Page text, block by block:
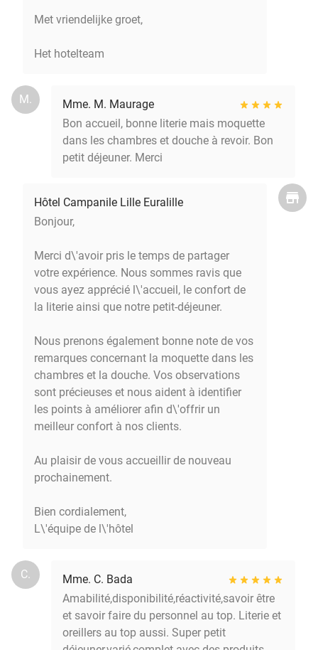
Met vriendelijke groet,
Het hotelteam
M.
Mme. M. Maurage
Bon accueil, bonne literie mais moquette
dans les chambres et douche à revoir. Bon
petit déjeuner. Merci
Hôtel Campanile Lille Euralille
Bonjour,
Merci d\'avoir pris le temps de partager
votre expérience. Nous sommes ravis que
vous ayez apprécié l\'accueil, le confort de
la literie ainsi que notre petit-déjeuner.
Nous prenons également bonne note de vos
remarques concernant la moquette dans les
chambres et la douche. Vos observations
sont précieuses et nous aident à identifier
les points à améliorer afin d\'offrir un
meilleur confort à nos clients.
Au plaisir de vous accueillir de nouveau
prochainement.
Bien cordialement,
L\'équipe de l\'hôtel
C.
Mme. C. Bada
Amabilité,disponibilité,réactivité,savoir être
et savoir faire du personnel au top. Literie et
oreillers au top aussi. Super petit